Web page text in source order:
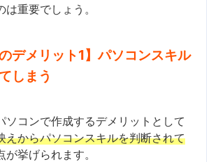
は重要でしょう。
のデメリット1】パソコンスキル
しまう
ソコンで作成するデメリットとして
えからパソコンスキルを判断されて
が挙げられます。